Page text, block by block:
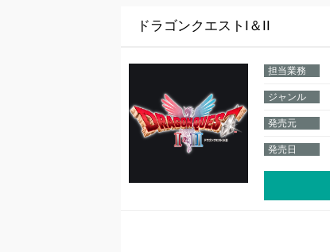
ドラゴンクエストI＆II
担当業務
ジャンル
発売元
発売日